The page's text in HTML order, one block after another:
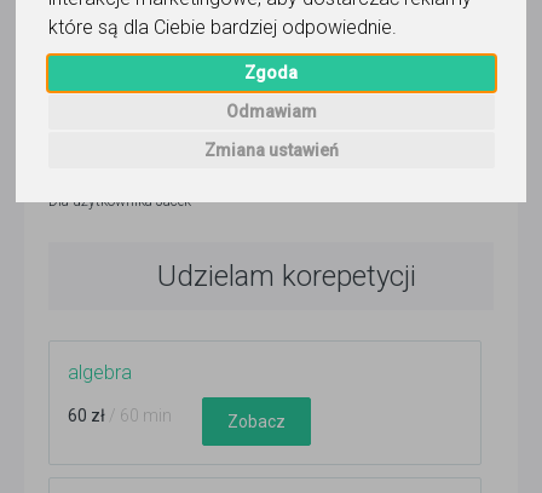
które są dla Ciebie bardziej odpowiednie.
Zgoda
Odmawiam
Zmiana ustawień
Wyślij wiadomość
Dla użytkownikaJacek
Udzielam korepetycji
algebra
60 zł / 60 min Zobacz